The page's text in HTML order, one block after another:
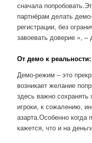
сначала
партнёрам делать
регистрации, без
завоевать доверие », –
От демо к
Демо-режим – это
возникает желание
здесь важно сохранять
игроки, к сожалению,
азарта.Особенно
кажется, что и на